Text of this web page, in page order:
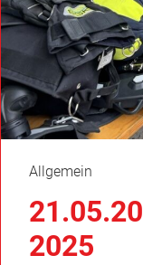
Allgemein
2025